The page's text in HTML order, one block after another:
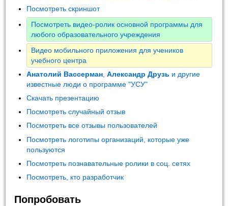
Посмотреть скриншот
Посмотреть видео-ролик основной программы для
любого образовательного учреждения
Видео мобильного приложения для учеников
учебного центра
Анатолий Вассерман ,Александр Друзь и другие
известные люди о программе "УСУ"
Скачать презентацию
Посмотреть случайный отзыв
Посмотреть все отзывы пользователей
Посмотреть логотипы организаций, которые уже
пользуются
Посмотреть познавательные ролики в соц. сетях
Посмотреть, кто разработчик
Попробовать